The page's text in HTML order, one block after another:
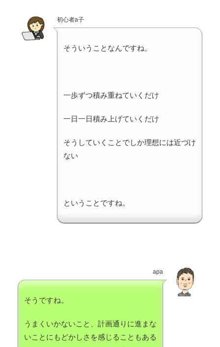
初心者a子
そういうことなんですね。
一歩ずつ積み重ねていくだけ
一日一日積み上げていくだけ
そうしていくことでしか理想には近づけ
ない
ということですね。
apa
そうですね。
うまくいかないこと、計画通りに進まな
いことにもどかしさを感じることもある